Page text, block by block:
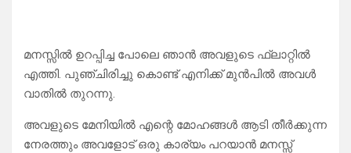
മനസ്സിൽ ഉറപ്പിച്ച പോലെ ഞാൻ അവളുടെ ഫ്ലാറ്റിൽ
എത്തി. പുഞ്ചിരിച്ചു കൊണ്ട് എനിക്ക് മുൻപിൽ അവൾ
വാതിൽ തുറന്നു.
അവളുടെ മേനിയിൽ എന്റെ മോഹങ്ങൾ ആടി തീർക്കുന്ന
നേരത്തും അവളോട്‌ ഒരു കാര്യം പറയാൻ മനസ്സ്